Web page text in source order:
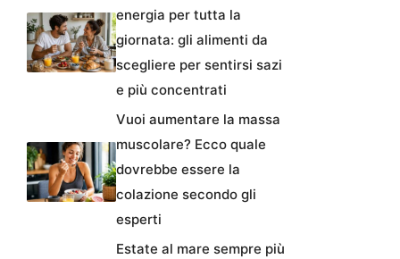
energia per tutta la
giornata: gli alimenti da
scegliere per sentirsi sazi
e più concentrati
Vuoi aumentare la massa
muscolare? Ecco quale
dovrebbe essere la
colazione secondo gli
esperti
Estate al mare sempre più